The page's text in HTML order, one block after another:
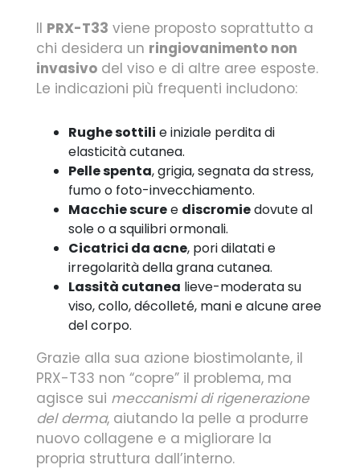
Il PRX-T33 viene proposto soprattutto a
chi desidera un ringiovanimento non
invasivo del viso e di altre aree esposte.
Le indicazioni più frequenti includono:
Rughe sottili e iniziale perdita di
elasticità cutanea.
Pelle spenta, grigia, segnata da stress,
fumo o foto-invecchiamento.
Macchie scuree discromiedovute al
sole o a squilibri ormonali.
Cicatrici da acne, pori dilatati e
irregolarità della grana cutanea.
Lassità cutanea lieve-moderata su
viso, collo, décolleté, mani e alcune aree
del corpo.
Grazie alla sua azione biostimolante, il
PRX-T33 non “copre” il problema, ma
agisce sui meccanismi di rigenerazione
del derma, aiutando la pelle a produrre
nuovo collagene e a migliorare la
propria struttura dall’interno.